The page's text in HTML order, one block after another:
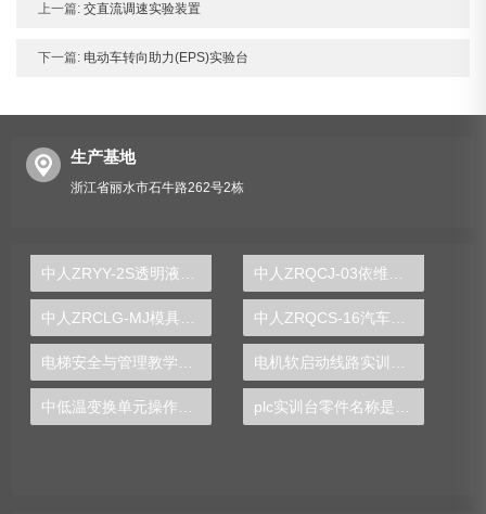
上一篇: 交直流调速实验装置
下一篇: 电动车转向助力(EPS)实验台
生产基地
浙江省丽水市石牛路262号2栋